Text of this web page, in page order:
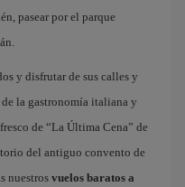
pasear por el parque
y disfrutar de sus calles y
de la gastronomía italiana y
de “La Última Cena” de
del antiguo convento de
nuestros vuelos baratos a